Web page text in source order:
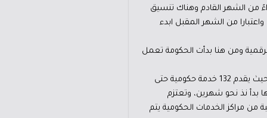
من الشهر القادم وهناك تنسيق
برخص القيادة الخصوصي، واعتبارا من الشهر المقبل ابدء
الرقمية ومن هنا بدأت الحكومة تعمل
وحول محور الخدمات الحكومية أوضح أبو صعيليك أن مركز خدمات المقابلين في جنوب عمان نجح في عمله نجاحًا لافتًا، حيث يقدم 132 خدمة حكومية حتى
بدأ نذ نحو شهرين، وتعتزم
من مراكز الخدمات الحكومية يتم